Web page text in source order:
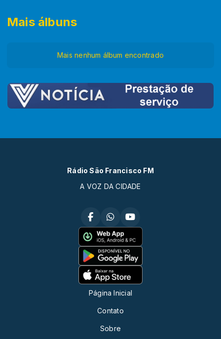
Mais álbuns
Mais nenhum álbum encontrado
Rádio São Francisco FM
A VOZ DA CIDADE
Página Inicial
Contato
Sobre